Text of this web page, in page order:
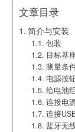
文章目录
简介与安装
包装
目标基
测量条
电源按
给电池
连接电
连接
蓝牙无